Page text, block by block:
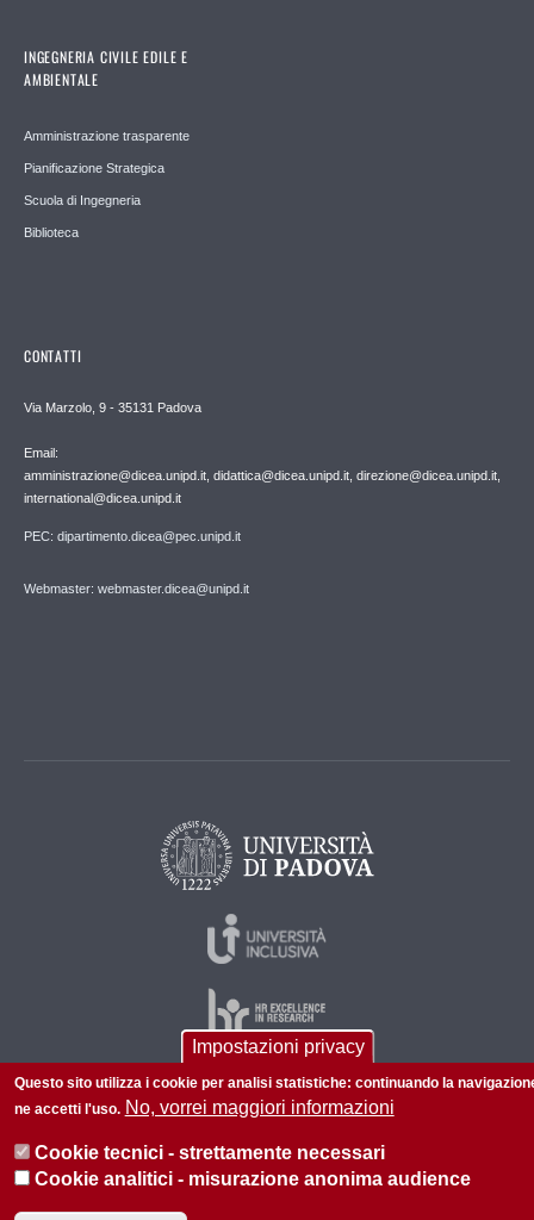
INGEGNERIA CIVILE EDILE E
AMBIENTALE
Amministrazione trasparente
Pianificazione Strategica
Scuola di Ingegneria
Biblioteca
CONTATTI
Via Marzolo, 9 - 35131 Padova
Email:
amministrazione@dicea.unipd.it, didattica@dicea.unipd.it, direzione@dicea.unipd.it,
international@dicea.unipd.it
PEC: dipartimento.dicea@pec.unipd.it
Webmaster: webmaster.dicea@unipd.it
© 2026 Università di Padova - Tutti i diritti riservati
P.I. 00742430283 C.F. 80006480281
Informazioni su questo sito Privacy policy
Impostazioni privacy
Questo sito utilizza i cookie per analisi statistiche: continuando la
ne accetti l'uso. No, vorrei maggiori informazioni
Cookie tecnici - strettamente necessari
Cookie analitici - misurazione anonima audience